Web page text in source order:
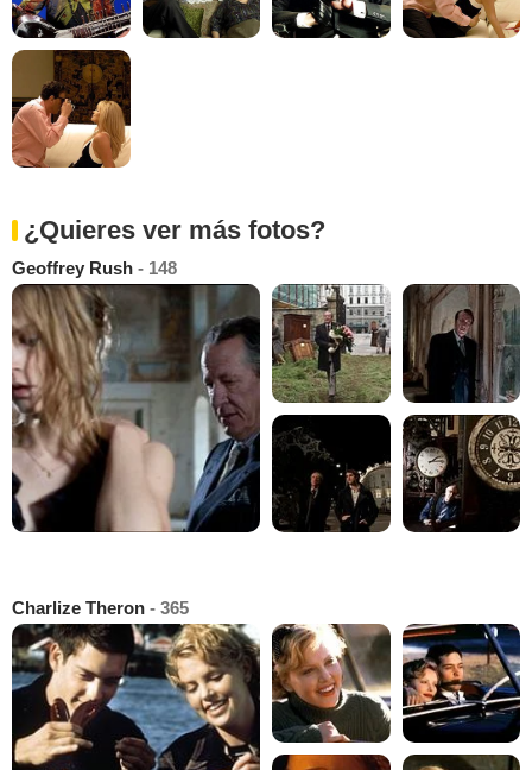
¿Quieres ver más fotos?
Geoffrey Rush - 148
Charlize Theron - 365